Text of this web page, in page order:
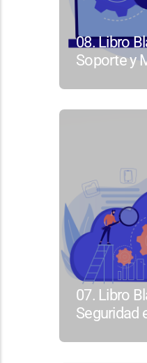
08. Libro
Soporte y
07. Libro
Seguridad